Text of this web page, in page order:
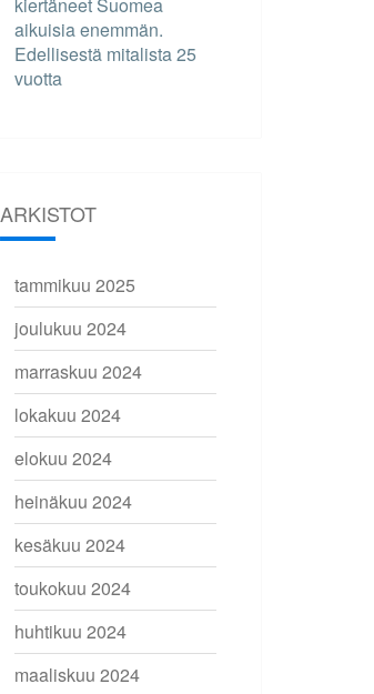
aikuisia enemmän.
Edellisestä mitalista 25
vuotta
ARKISTOT
tammikuu 2025
joulukuu 2024
marraskuu 2024
lokakuu 2024
elokuu 2024
heinäkuu 2024
kesäkuu 2024
toukokuu 2024
huhtikuu 2024
maaliskuu 2024